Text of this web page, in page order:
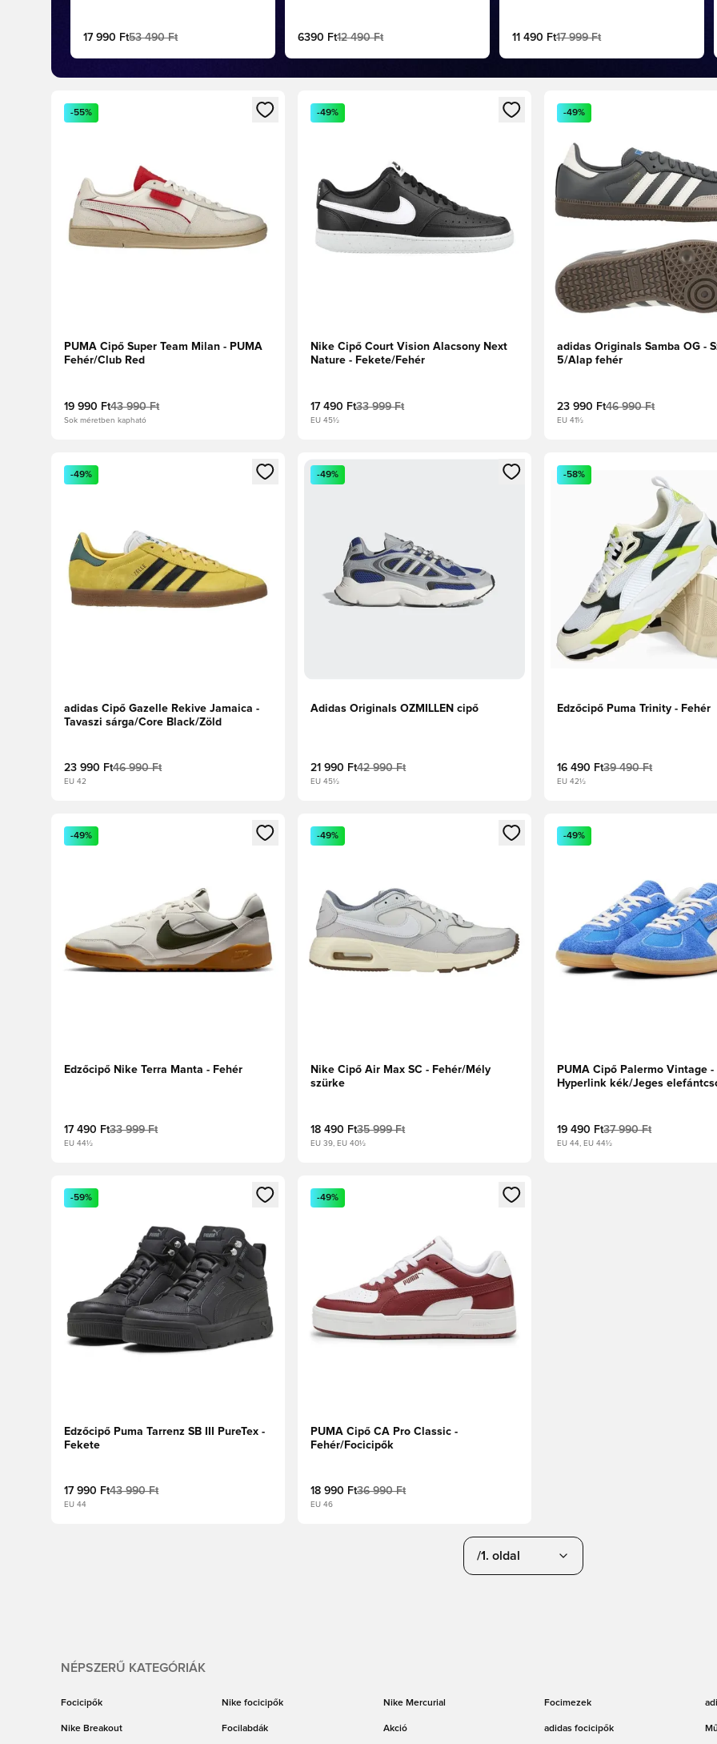
17 990 Ft53 490 Ft 6390 Ft12 490 Ft 11 490 Ft17 999 Ft
Megnyit egy modált a bejelentkezéshez vagy a tagként való regisztrációhoz
-55%
PUMA Cipő Super Team Milan - PUMA
Fehér/Club Red
19 990 Ft43 990 Ft
Sok méretben kapható
Megnyit egy modált a bejelentkezéshez vagy a tagként való
-49%
Nike Cipő Court Vision Alacsony Next
Nature - Fekete/Fehér
17 490 Ft33 999 Ft
EU 45½
Megnyit egy modált a
-49%
adidas Originals Samba OG -
5/Alap fehér
23 990 Ft46 990 Ft
EU 41½
Megnyit egy modált a bejelentkezéshez vagy a tagként való regisztrációhoz
-49%
adidas Cipő Gazelle Rekive Jamaica -
Tavaszi sárga/Core Black/Zöld
23 990 Ft46 990 Ft
EU 42
Megnyit egy modált a bejelentkezéshez vagy a tagként való
-49%
Adidas Originals OZMILLEN cipő
21 990 Ft42 990 Ft
EU 45½
Megnyit egy modált a
-58%
Edzőcipő Puma Trinity - Fehér
16 490 Ft39 490 Ft
EU 42½
Megnyit egy modált a bejelentkezéshez vagy a tagként való regisztrációhoz
-49%
Edzőcipő Nike Terra Manta - Fehér
17 490 Ft33 999 Ft
EU 44½
Megnyit egy modált a bejelentkezéshez vagy a tagként való
-49%
Nike Cipő Air Max SC - Fehér/Mély
szürke
18 490 Ft35 999 Ft
EU 39, EU 40½
Megnyit egy modált a
-49%
PUMA Cipő Palermo Vintage -
Hyperlink kék/Jeges
19 490 Ft37 990 Ft
EU 44, EU 44½
Megnyit egy modált a bejelentkezéshez vagy a tagként való regisztrációhoz
-59%
Edzőcipő Puma Tarrenz SB III PureTex -
Fekete
17 990 Ft43 990 Ft
EU 44
Megnyit egy modált a bejelentkezéshez vagy a tagként való
-49%
PUMA Cipő CA Pro Classic -
Fehér/Focicipők
18 990 Ft36 990 Ft
EU 46
/1. oldal
NÉPSZERŰ KATEGÓRIÁK
Focicipők Nike focicipők Nike Mercurial Focimezek
Nike Breakout Focilabdák Akció adidas focicipők